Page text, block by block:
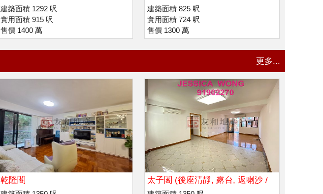
建築面積 1292 呎
實用面積 915 呎
售價 1400 萬
建築面積 825 呎
實用面積 724 呎
售價 1300 萬
更多...
乾隆閣
太子閣 (後座清靜, 露台, 返喇沙 /
瑪利諾)